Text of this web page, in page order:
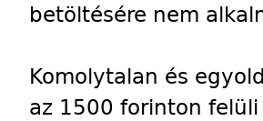
betöltésére nem
Komolytalan és
az 1500 forinton